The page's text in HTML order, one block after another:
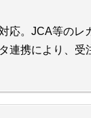
応。JCA等のレ
連携により、受